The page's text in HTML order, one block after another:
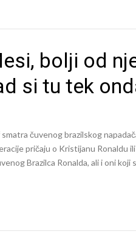
bolji od
si tu tek
čuvenog brazilskog
pričaju o Kristijanu Ronaldu
Brazilca Ronalda, ali i oni koji